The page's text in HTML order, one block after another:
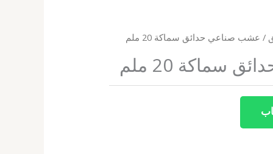
/ عشب صناعي حدائق سماكة 20 ملم
20 ملم